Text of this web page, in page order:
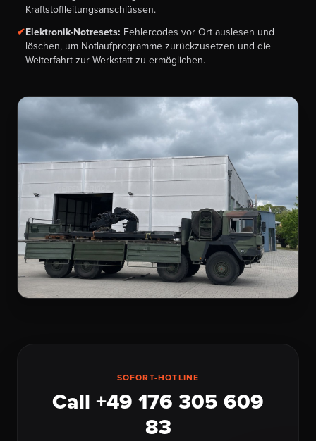
Kraftstoffleitungsanschlüssen.
✔Elektronik-Notresets: Fehlercodes vor Ort auslesen und
löschen, um Notlaufprogramme zurückzusetzen und die
Weiterfahrt zur Werkstatt zu ermöglichen.
SOFORT-HOTLINE
Call +49 176 305 609
83